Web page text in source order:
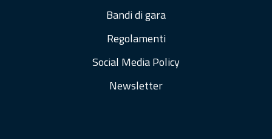
Bandi di gara
Regolamenti
Social Media Policy
Newsletter